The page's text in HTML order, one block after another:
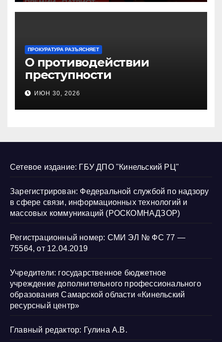
ПРОКУРАТУРА РАЗЪЯСНЯЕТ
О противодействии
преступности
несовершеннолетних и
нарушению их прав
ИЮН 30, 2026
Сетевое издание: ГБУ ДПО "Кинельский РЦ"
Зарегистрирован: Федеральной службой по надзору
в сфере связи, информационных технологий и
массовых коммуникаций (РОСКОМНАДЗОР)
Регистрационный номер: СМИ ЭЛ № ФС 77 —
75564, от 12.04.2019
Учредители: государственное бюджетное
учреждение дополнительного профессионального
образования Самарской области «Кинельский
ресурсный центр»
Главный редактор: Гулина А.В.